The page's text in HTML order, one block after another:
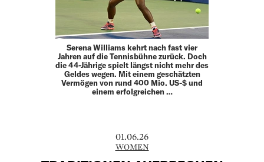
Serena Williams kehrt nach fast vier
Jahren auf die Tennisbühne zurück. Doch
die 44-Jährige spielt längst nicht mehr des
Geldes wegen. Mit einem geschätzten
Vermögen von rund 400 Mio. US-$ und
einem erfolgreichen …
01.06.26
WOMEN